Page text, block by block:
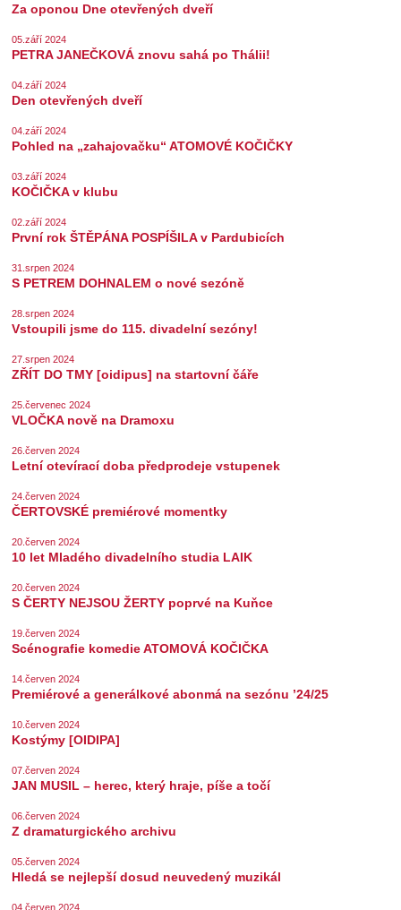
Za oponou Dne otevřených dveří
05.září 2024
PETRA JANEČKOVÁ znovu sahá po Thálii!
04.září 2024
Den otevřených dveří
04.září 2024
Pohled na „zahajovačku“ ATOMOVÉ KOČIČKY
03.září 2024
KOČIČKA v klubu
02.září 2024
První rok ŠTĚPÁNA POSPÍŠILA v Pardubicích
31.srpen 2024
S PETREM DOHNALEM o nové sezóně
28.srpen 2024
Vstoupili jsme do 115. divadelní sezóny!
27.srpen 2024
ZŘÍT DO TMY [oidipus] na startovní čáře
25.červenec 2024
VLOČKA nově na Dramoxu
26.červen 2024
Letní otevírací doba předprodeje vstupenek
24.červen 2024
ČERTOVSKÉ premiérové momentky
20.červen 2024
10 let Mladého divadelního studia LAIK
20.červen 2024
S ČERTY NEJSOU ŽERTY poprvé na Kuňce
19.červen 2024
Scénografie komedie ATOMOVÁ KOČIČKA
14.červen 2024
Premiérové a generálkové abonmá na sezónu ’24/25
10.červen 2024
Kostýmy [OIDIPA]
07.červen 2024
JAN MUSIL – herec, který hraje, píše a točí
06.červen 2024
Z dramaturgického archivu
05.červen 2024
Hledá se nejlepší dosud neuvedený muzikál
04.červen 2024